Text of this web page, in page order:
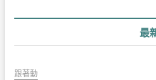
最
跟著動